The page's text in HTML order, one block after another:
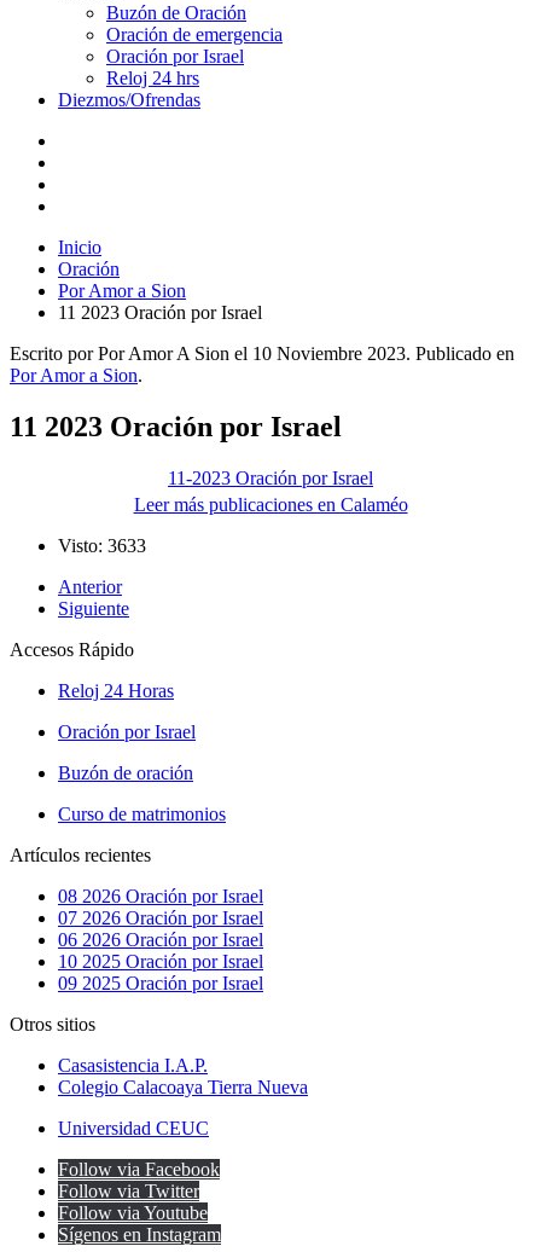
Buzón de Oración
Oración de emergencia
Oración por Israel
Reloj 24 hrs
Diezmos/Ofrendas
Inicio
Oración
Por Amor a Sion
11 2023 Oración por Israel
Escrito por Por Amor A Sion el 10 Noviembre 2023. Publicado en
Por Amor a Sion.
11 2023 Oración por Israel
11-2023 Oración por Israel
Leer más publicaciones en Calaméo
Visto: 3633
Anterior
Siguiente
Accesos Rápido
Reloj 24 Horas
Oración por Israel
Buzón de oración
Curso de matrimonios
Artículos recientes
08 2026 Oración por Israel
07 2026 Oración por Israel
06 2026 Oración por Israel
10 2025 Oración por Israel
09 2025 Oración por Israel
Otros sitios
Casasistencia I.A.P.
Colegio Calacoaya Tierra Nueva
Universidad CEUC
Follow via Facebook
Follow via Twitter
Follow via Youtube
Sígenos en Instagram